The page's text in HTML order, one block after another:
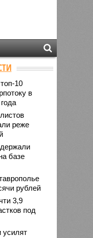
10
в
реже
базе
рублей
3,9
под
усилят